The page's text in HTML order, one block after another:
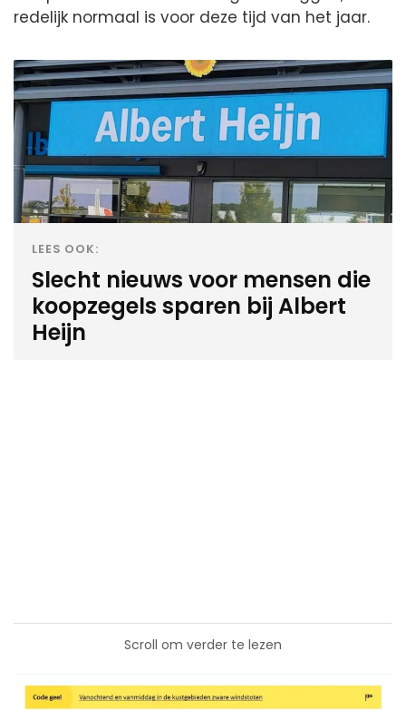
redelijk normaal is voor deze tijd van het jaar.
LEES OOK:
Slecht nieuws voor mensen die
koopzegels sparen bij Albert
Heijn
Scroll om verder te lezen